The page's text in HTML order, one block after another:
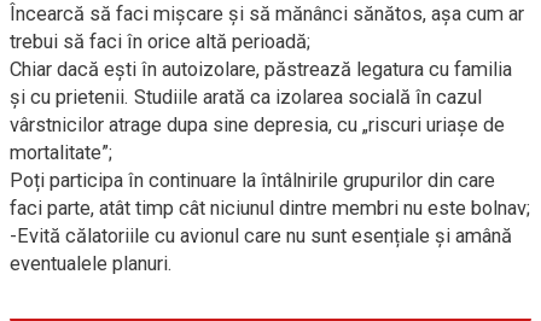
Încearcă să faci mișcare și să mănânci sănătos, așa cum ar
trebui să faci în orice altă perioadă;
Chiar dacă ești în autoizolare, păstrează legatura cu familia
și cu prietenii. Studiile arată ca izolarea socială în cazul
vârstnicilor atrage dupa sine depresia, cu „riscuri uriașe de
mortalitate”;
Poți participa în continuare la întâlnirile grupurilor din care
faci parte, atât timp cât niciunul dintre membri nu este bolnav;
-Evită călatoriile cu avionul care nu sunt esențiale și amână
eventualele planuri.